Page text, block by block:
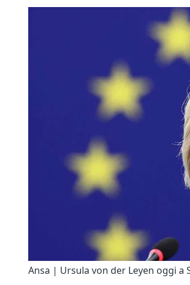
Ansa | Ursula von der Leyen oggi a